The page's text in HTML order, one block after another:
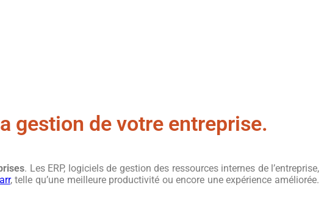
gestion de votre entreprise.
. Les ERP, logiciels de gestion des ressources internes de l’entreprise,
, telle qu’une meilleure productivité ou encore une expérience améliorée.